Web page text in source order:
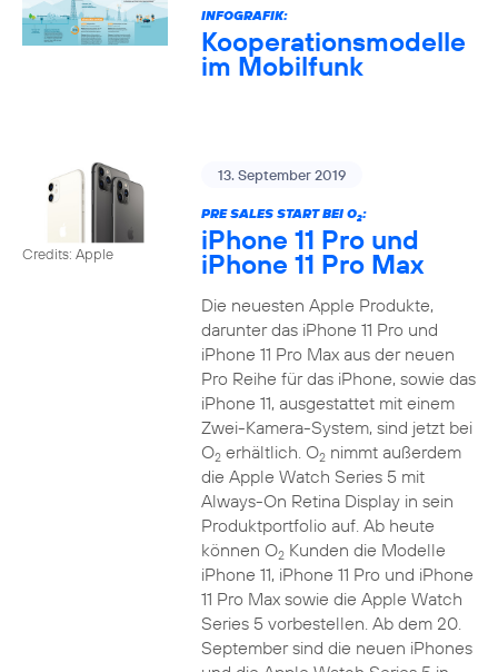
INFOGRAFIK:
Kooperationsmodelle
im Mobilfunk
Credits: Apple
13. September 2019
PRE SALES START BEI O2:
iPhone 11 Pro und
iPhone 11 Pro Max
Die neuesten Apple Produkte,
darunter das iPhone 11 Pro und
iPhone 11 Pro Max aus der neuen
Pro Reihe für das iPhone, sowie das
iPhone 11, ausgestattet mit einem
Zwei-Kamera-System, sind jetzt bei
O2erhältlich. O2nimmt außerdem
die Apple Watch Series 5 mit
Always-On Retina Display in sein
Produktportfolio auf. Ab heute
können O2Kunden die Modelle
iPhone 11, iPhone 11 Pro und iPhone
11 Pro Max sowie die Apple Watch
Series 5 vorbestellen. Ab dem 20.
September sind die neuen iPhones